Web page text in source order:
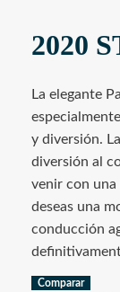
2020
La elegante
y diversión.
diversión al
venir con una
deseas una
conducción
Comparar